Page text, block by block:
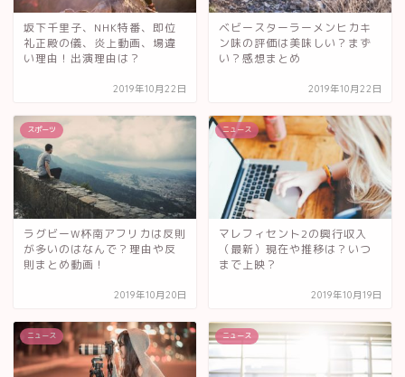
坂下千里子、NHK特番、即位
礼正殿の儀、炎上動画、場違
い理由！出演理由は？
2019年10月22日
ベビースターラーメンヒカキ
ン味の評価は美味しい？まず
い？感想まとめ
2019年10月22日
スポーツ
ラグビーW杯南アフリカは反則
が多いのはなんで？理由や反
則まとめ動画！
2019年10月20日
ニュース
マレフィセント2の興行収入
（最新）現在や推移は？いつ
まで上映？
2019年10月19日
ニュース ニュース